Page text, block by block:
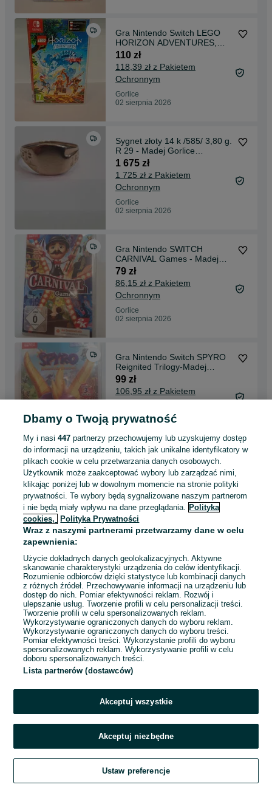
Gra Nintendo Switch LEGO
HORIZON ADVENTURES,
Madej Gorlice Mickiewicza
110 zł
118,39 zł z Pakietem
Ochronnym
Gorlice
02 sierpnia 2026
Sygnet złoty 14 k /585/ 3,80 g.
R 29 - Madej Gorlice
Mickiewicza -
1 675 zł
1 725 zł z Pakietem
Ochronnym
Gorlice
02 sierpnia 2026
Gra Nintendo SWITCH
CARNIVAL Games - Madej
Gorlice Mickiewicza -
79 zł
86,15 zł z Pakietem
Ochronnym
Gorlice
02 sierpnia 2026
Gra Nintendo Switch SPYRO
Reignited Trilogy-Madej
Gorlice Mickiewicza-
99 zł
106,95 zł z Pakietem
Gorlice
02 sierpnia 2026
Gra Nintendo Switch PAW
Patrol Mighty Pups -Madej
Gorlice Nickiewicza-
90 zł
97,59 zł z Pakietem
Ochronnym
Gorlice
02 sierpnia 2026
1 2 3 ... 13
Zadzwoń / SMS
Szukaj Obserwujesz Dodaj Czat Konto
Dbamy o Twoją prywatność
My i nasi447 partnerzy przechowujemy lub uzyskujemy dostęp
do informacji na urządzeniu, takich jak unikalne identyfikatory w
plikach cookie w celu przetwarzania danych osobowych.
Użytkownik może zaakceptować wybory lub zarządzać nimi,
klikając poniżej lub w dowolnym momencie na stronie polityki
prywatności. Te wybory będą sygnalizowane naszym partnerom
i nie będą miały wpływu na dane przeglądania. Polityka
cookies,
Polityka Prywatności
Wraz z naszymi partnerami przetwarzamy dane w celu
zapewnienia:
Użycie dokładnych danych geolokalizacyjnych. Aktywne
skanowanie charakterystyki urządzenia do celów identyfikacji.
Rozumienie odbiorców dzięki statystyce lub kombinacji danych
z różnych źródeł. Przechowywanie informacji na urządzeniu lub
dostęp do nich. Pomiar efektywności reklam. Rozwój i
ulepszanie usług. Tworzenie profili w celu personalizacji treści.
Tworzenie profili w celu spersonalizowanych reklam.
Wykorzystywanie ograniczonych danych do wyboru reklam.
Wykorzystywanie ograniczonych danych do wyboru treści.
Pomiar efektywności treści. Wykorzystanie profili do wyboru
spersonalizowanych reklam. Wykorzystywanie profili w celu
doboru spersonalizowanych treści.
Lista partnerów (dostawców)
Akceptuj wszystkie
Akceptuj niezbędne
Ustaw preferencje